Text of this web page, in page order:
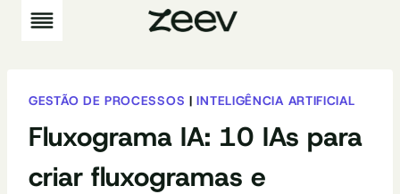
Pular
para
GESTÃO DE PROCESSOS |INTELIGÊNCIA ARTIFICIAL
Fluxograma IA: 10 IAs para
criar fluxogramas e